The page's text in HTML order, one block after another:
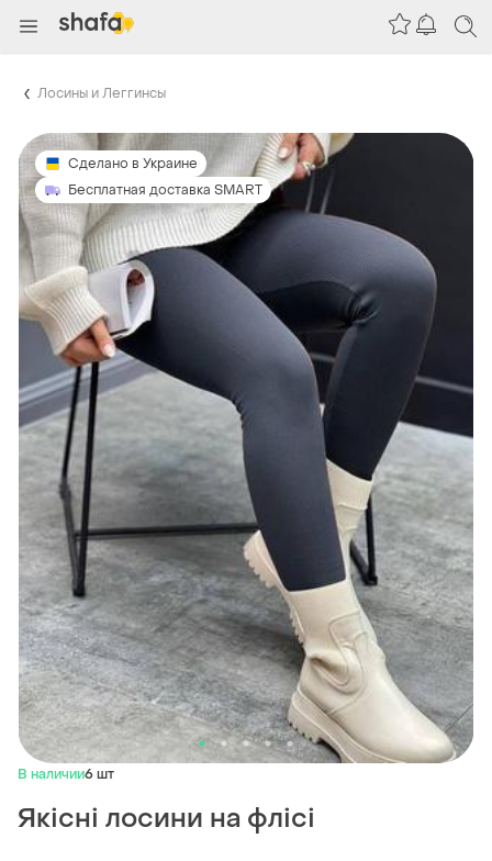
Лосины и Леггинсы
Сделано в Украине
Бесплатная доставка SMART
В наличии6 шт
Якісні лосини на флісі